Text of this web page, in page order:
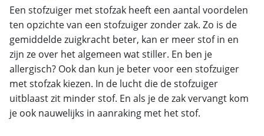
Een stofzuiger met stofzak heeft een aantal voordelen
ten opzichte van een stofzuiger zonder zak. Zo is de
gemiddelde zuigkracht beter, kan er meer stof in en
zijn ze over het algemeen wat stiller. En ben je
allergisch? Ook dan kun je beter voor een stofzuiger
met stofzak kiezen. In de lucht die de stofzuiger
uitblaast zit minder stof. En als je de zak vervangt kom
je ook nauwelijks in aanraking met het stof.